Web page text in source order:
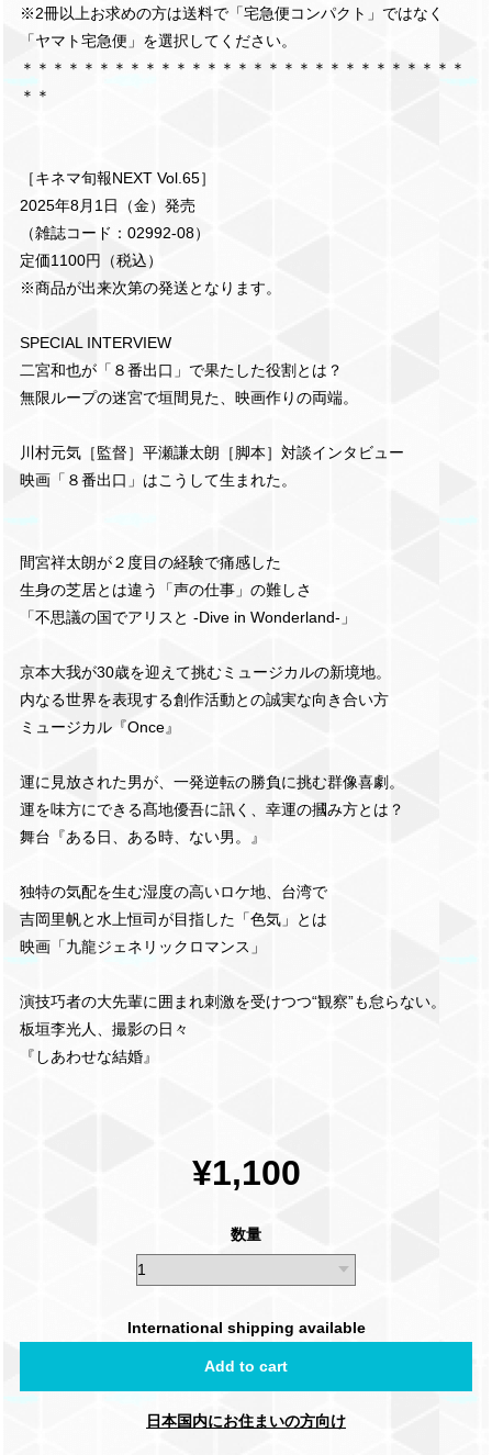
※2冊以上お求めの方は送料で「宅急便コンパクト」ではなく
「ヤマト宅急便」を選択してください。
＊＊＊＊＊＊＊＊＊＊＊＊＊＊＊＊＊＊＊＊＊＊＊＊＊＊＊＊＊
＊＊
［キネマ旬報NEXT Vol.65］
2025年8月1日（金）発売
（雑誌コード：02992-08）
定価1100円（税込）
※商品が出来次第の発送となります。
SPECIAL INTERVIEW
二宮和也が「８番出口」で果たした役割とは？
無限ループの迷宮で垣間見た、映画作りの両端。
川村元気［監督］平瀬謙太朗［脚本］対談インタビュー
映画「８番出口」はこうして生まれた。
間宮祥太朗が２度目の経験で痛感した
生身の芝居とは違う「声の仕事」の難しさ
「不思議の国でアリスと -Dive in Wonderland-」
京本大我が30歳を迎えて挑むミュージカルの新境地。
内なる世界を表現する創作活動との誠実な向き合い方
ミュージカル『Once』
運に見放された男が、一発逆転の勝負に挑む群像喜劇。
運を味方にできる髙地優吾に訊く、幸運の摑み方とは？
舞台『ある日、ある時、ない男。』
独特の気配を生む湿度の高いロケ地、台湾で
吉岡里帆と水上恒司が目指した「色気」とは
映画「九龍ジェネリックロマンス」
演技巧者の大先輩に囲まれ刺激を受けつつ“観察”も怠らない。
板垣李光人、撮影の日々
『しあわせな結婚』
¥1,100
数量
International shipping available
Add to cart
日本国内にお住まいの方向け